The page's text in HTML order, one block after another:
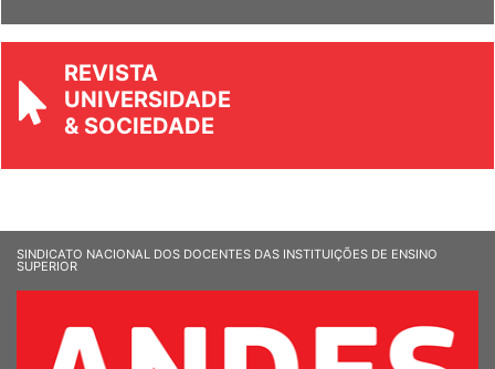
REVISTA
UNIVERSIDADE
& SOCIEDADE
SINDICATO NACIONAL DOS DOCENTES DAS INSTITUIÇÕES DE ENSINO
SUPERIOR